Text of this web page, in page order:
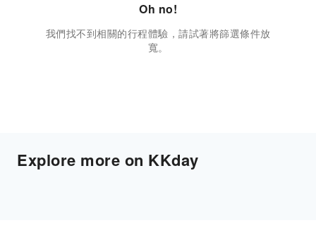
Oh no!
我們找不到相關的行程體驗，請試著將篩選條件放
寬。
Explore more on KKday